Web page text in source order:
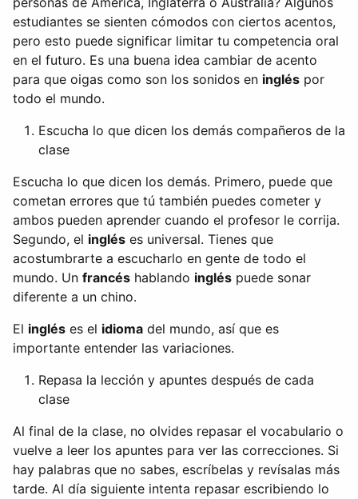
estudiantes se sienten cómodos con ciertos acentos,
pero esto puede significar limitar tu competencia oral
en el futuro. Es una buena idea cambiar de acento
para que oigas como son los sonidos en inglés por
todo el mundo.
Escucha lo que dicen los demás compañeros de la
clase
Escucha lo que dicen los demás. Primero, puede que
cometan errores que tú también puedes cometer y
ambos pueden aprender cuando el profesor le corrija.
Segundo, el inglés es universal. Tienes que
acostumbrarte a escucharlo en gente de todo el
mundo. Un francés hablando inglés puede sonar
diferente a un chino.
El inglés es el idioma del mundo, así que es
importante entender las variaciones.
Repasa la lección y apuntes después de cada
clase
Al final de la clase, no olvides repasar el vocabulario o
vuelve a leer los apuntes para ver las correcciones. Si
hay palabras que no sabes, escríbelas y revísalas más
tarde. Al día siguiente intenta repasar escribiendo lo